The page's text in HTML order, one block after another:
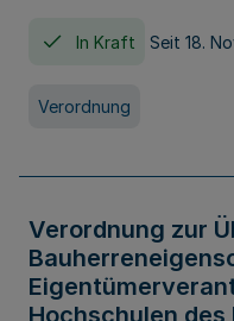
In Kraft Seit 18.
Verordnung
Verordnung zur
Hochschulen